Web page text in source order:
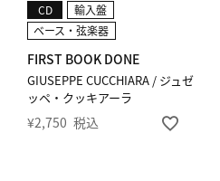
GIUSEPPE CUCCHIARA / ジュゼ
ッペ・クッキアーラ
FIRST BOOK DONE
CD
輸入盤
ベース・弦楽器
¥2,750 税込